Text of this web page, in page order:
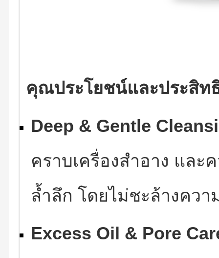
คุณประโยชน์และประสิท
Deep & Gentle
คราบเครื่องสำอาง แล
ล้ำลึก โดยไม่ชะล้างคว
Excess Oil & Pore